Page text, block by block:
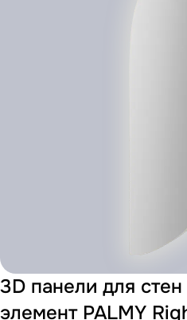
3D панели для
элемент PALMY